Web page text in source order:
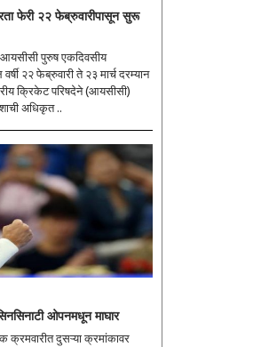
फेरी २२ फेब्रुवारीपासून सुरू
पुरुष एकदिवसीय
वर्षी २२ फेब्रुवारी ते २३ मार्च दरम्यान
क्रिकेट परिषदेने (आयसीसी)
अधिकृत ..
ओपनमधून माघार
क्रमवारीत दुसऱ्या क्रमांकावर